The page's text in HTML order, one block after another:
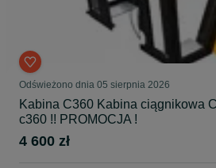
Odświeżono dnia 05 sierpnia 2026
Kabina C360 Kabina ciągnikowa
c360 !! PROMOCJA !
4 600 zł